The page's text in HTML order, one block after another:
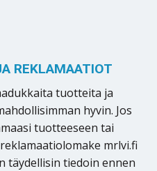
REKLAMAATIOT
tuotteita ja
hyvin. Jos
tuotteeseen tai
mrlvi.fi
täydellisin tiedoin ennen